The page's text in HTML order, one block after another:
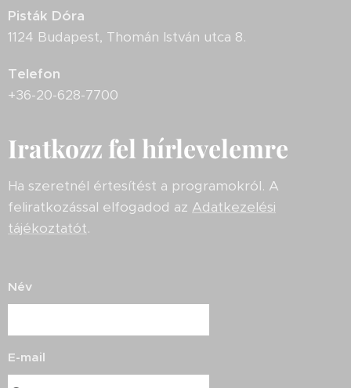
Pisták Dóra
1124 Budapest, Thomán István utca 8.
Telefon
+36-20-628-7700
Iratkozz fel hírlevelemre
Ha szeretnél értesítést a programokról. A
feliratkozással elfogadod az Adatkezelési
tájékoztatót.
Név
E-mail